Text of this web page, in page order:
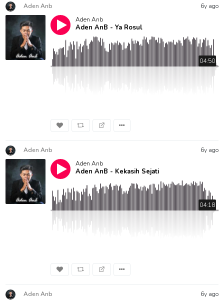
Aden Anb
6y ago
Aden Anb
Aden AnB - Ya Rosul
04:50
Aden Anb
6y ago
Aden Anb
Aden AnB - Kekasih Sejati
04:18
Aden Anb 6y ago